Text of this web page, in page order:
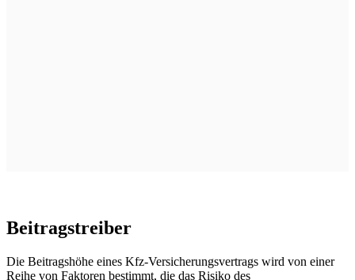
Beitragstreiber
Die Beitragshöhe eines Kfz‑Versicherungsvertrags wird von einer
Reihe von Faktoren bestimmt, die das Risiko des